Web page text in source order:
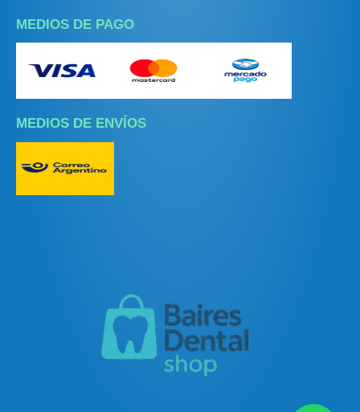
MEDIOS DE PAGO
MEDIOS DE ENVÍOS